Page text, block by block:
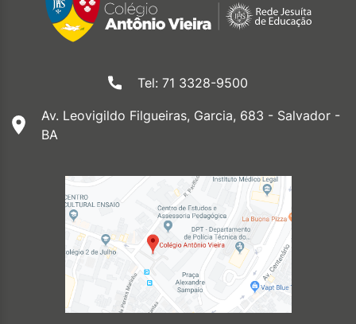
Tel: 71 3328-9500
Av. Leovigildo Filgueiras, Garcia, 683 - Salvador -
BA